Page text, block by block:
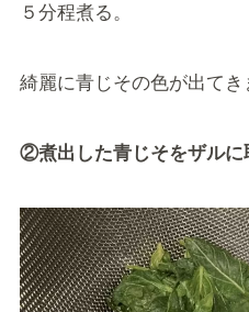
５分程煮る。
綺麗に青じその色が出てき
②煮出した青じそをザルに